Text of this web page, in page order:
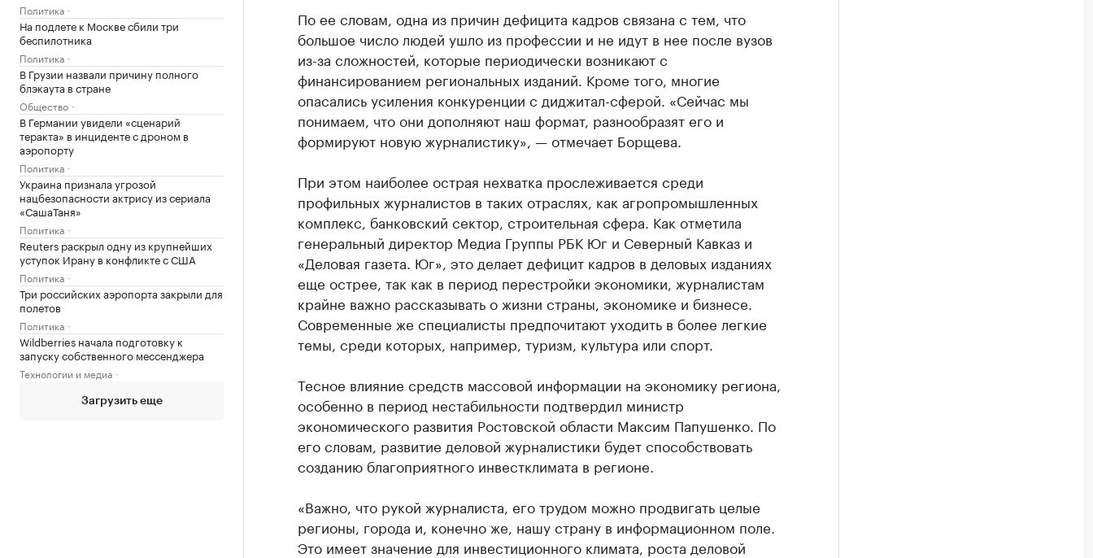
Политика
На подлете к Москве сбили три
беспилотника
Политика
В Грузии назвали причину полного
блэкаута в стране
Общество
В Германии увидели «сценарий
теракта» в инциденте с дроном в
аэропорту
Политика
Украина признала угрозой
нацбезопасности актрису из сериала
«СашаТаня»
Политика
Reuters раскрыл одну из крупнейших
уступок Ирану в конфликте с США
Политика
Три российских аэропорта закрыли для
полетов
Политика
Wildberries начала подготовку к
запуску собственного мессенджера
Технологии и медиа
Загрузить еще
По ее словам, одна из причин дефицита кадров связана с тем, что
большое число людей ушло из профессии и не идут в нее после вузов
из-за сложностей, которые периодически возникают с
финансированием региональных изданий. Кроме того, многие
опасались усиления конкуренции с диджитал-сферой. «Сейчас мы
понимаем, что они дополняют наш формат, разнообразят его и
формируют новую журналистику», — отмечает Борщева.
При этом наиболее острая нехватка прослеживается среди
профильных журналистов в таких отраслях, как агропромышленных
комплекс, банковский сектор, строительная сфера. Как отметила
генеральный директор Медиа Группы РБК Юг и Северный Кавказ и
«Деловая газета. Юг», это делает дефицит кадров в деловых изданиях
еще острее, так как в период перестройки экономики, журналистам
крайне важно рассказывать о жизни страны, экономике и бизнесе.
Современные же специалисты предпочитают уходить в более легкие
темы, среди которых, например, туризм, культура или спорт.
Тесное влияние средств массовой информации на экономику региона,
особенно в период нестабильности подтвердил министр
экономического развития Ростовской области Максим Папушенко. По
его словам, развитие деловой журналистики будет способствовать
созданию благоприятного инвестклимата в регионе.
«Важно, что рукой журналиста, его трудом можно продвигать целые
регионы, города и, конечно же, нашу страну в информационном поле.
Это имеет значение для инвестиционного климата, роста деловой